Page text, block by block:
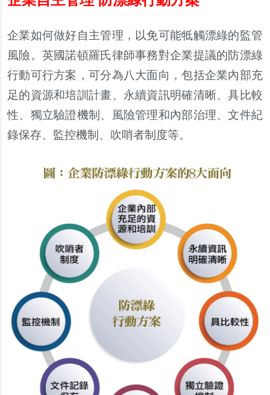
企業如何做好自主管理，以免可能牴觸漂綠的監管
風險。英國諾頓羅氏律師事務對企業提議的防漂綠
行動可行方案，可分為八大面向，包括企業內部充
足的資源和培訓計畫、永續資訊明確清晰、具比較
性、獨立驗證機制、風險管理和內部治理、文件紀
錄保存、監控機制、吹哨者制度等。